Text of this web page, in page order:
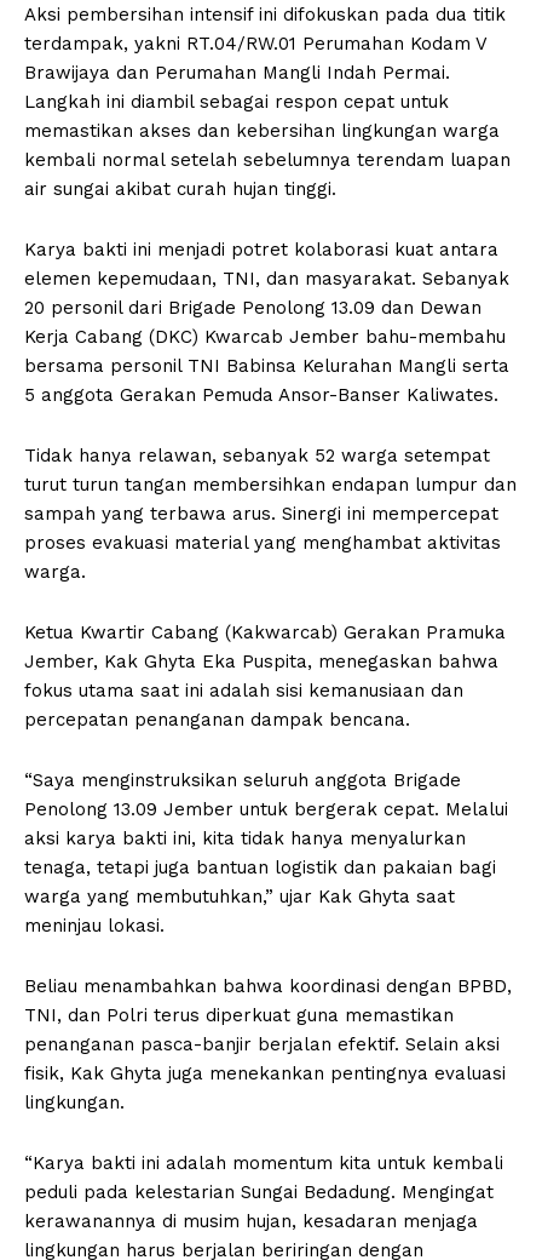
Aksi pembersihan intensif ini difokuskan pada dua titik
terdampak, yakni RT.04/RW.01 Perumahan Kodam V
Brawijaya dan Perumahan Mangli Indah Permai.
Langkah ini diambil sebagai respon cepat untuk
memastikan akses dan kebersihan lingkungan warga
kembali normal setelah sebelumnya terendam luapan
air sungai akibat curah hujan tinggi.
Karya bakti ini menjadi potret kolaborasi kuat antara
elemen kepemudaan, TNI, dan masyarakat. Sebanyak
20 personil dari Brigade Penolong 13.09 dan Dewan
Kerja Cabang (DKC) Kwarcab Jember bahu-membahu
bersama personil TNI Babinsa Kelurahan Mangli serta
5 anggota Gerakan Pemuda Ansor-Banser Kaliwates.
Tidak hanya relawan, sebanyak 52 warga setempat
turut turun tangan membersihkan endapan lumpur dan
sampah yang terbawa arus. Sinergi ini mempercepat
proses evakuasi material yang menghambat aktivitas
warga.
Ketua Kwartir Cabang (Kakwarcab) Gerakan Pramuka
Jember, Kak Ghyta Eka Puspita, menegaskan bahwa
fokus utama saat ini adalah sisi kemanusiaan dan
percepatan penanganan dampak bencana.
“Saya menginstruksikan seluruh anggota Brigade
Penolong 13.09 Jember untuk bergerak cepat. Melalui
aksi karya bakti ini, kita tidak hanya menyalurkan
tenaga, tetapi juga bantuan logistik dan pakaian bagi
warga yang membutuhkan,” ujar Kak Ghyta saat
meninjau lokasi.
Beliau menambahkan bahwa koordinasi dengan BPBD,
TNI, dan Polri terus diperkuat guna memastikan
penanganan pasca-banjir berjalan efektif. Selain aksi
fisik, Kak Ghyta juga menekankan pentingnya evaluasi
lingkungan.
“Karya bakti ini adalah momentum kita untuk kembali
peduli pada kelestarian Sungai Bedadung. Mengingat
kerawanannya di musim hujan, kesadaran menjaga
lingkungan harus berjalan beriringan dengan